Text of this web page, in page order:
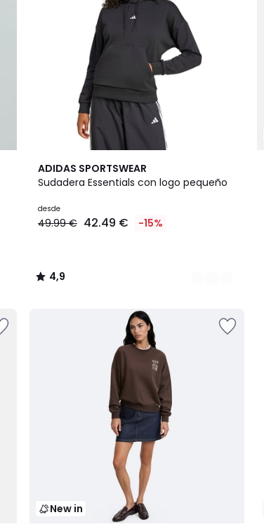
ADIDAS SPORTSWEAR
Sudadera Essentials con logo pequeño
desde
49.99 € 42.49 € -15%
4,9
/ 5
3
Colores
4,9
/
New in